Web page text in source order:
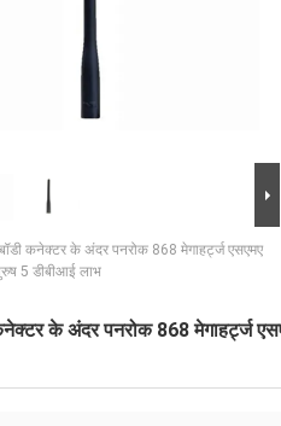
कनेक्टर के अंदर पनरोक 868 मेगाहर्ट्ज एसएमए
5 डीबीआई लाभ
के अंदर पनरोक 868 मेगाहर्ट्ज